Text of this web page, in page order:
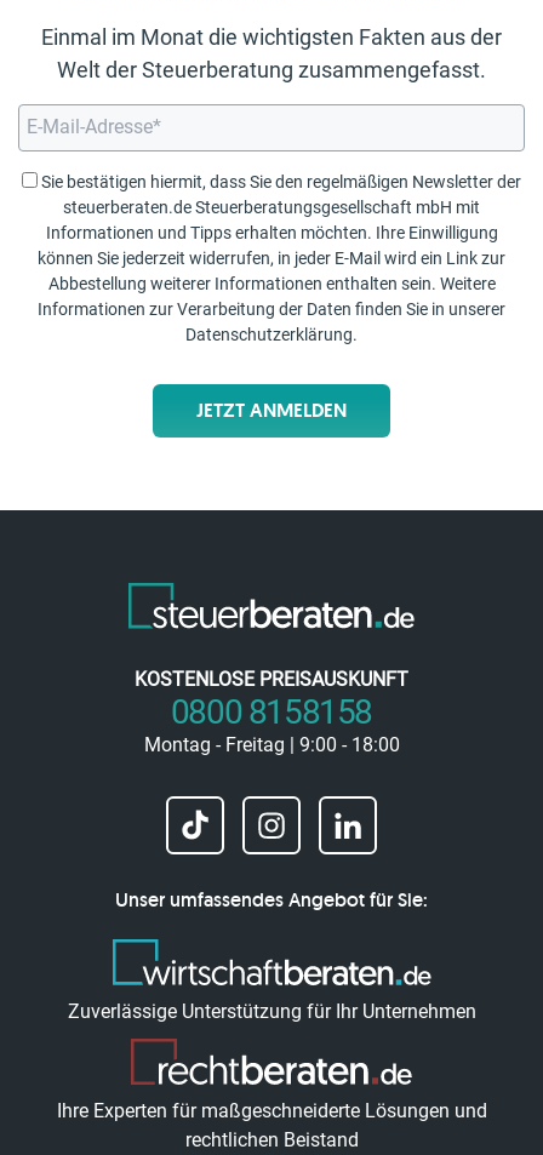
Einmal im Monat die wichtigsten Fakten aus der
Welt der Steuerberatung zusammengefasst.
Sie bestätigen hiermit, dass Sie den regelmäßigen Newsletter der
steuerberaten.de Steuerberatungsgesellschaft mbH mit
Informationen und Tipps erhalten möchten. Ihre Einwilligung
können Sie jederzeit widerrufen, in jeder E-Mail wird ein Link zur
Abbestellung weiterer Informationen enthalten sein. Weitere
Informationen zur Verarbeitung der Daten finden Sie in unserer
Datenschutzerklärung.
JETZT ANMELDEN
KOSTENLOSE PREISAUSKUNFT
0800 8158158
Montag - Freitag | 9:00 - 18:00
Unser umfassendes Angebot für Sie:
Zuverlässige Unterstützung für Ihr Unternehmen
Ihre Experten für maßgeschneiderte Lösungen und
rechtlichen Beistand